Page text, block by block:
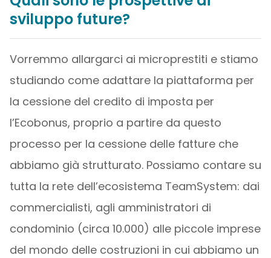
sviluppo future?
Vorremmo allargarci ai microprestiti e stiamo
studiando come adattare la piattaforma per
la cessione del credito di imposta per
l’Ecobonus, proprio a partire da questo
processo per la cessione delle fatture che
abbiamo già strutturato. Possiamo contare su
tutta la rete dell’ecosistema TeamSystem: dai
commercialisti, agli amministratori di
condominio (circa 10.000) alle piccole imprese
del mondo delle costruzioni in cui abbiamo un